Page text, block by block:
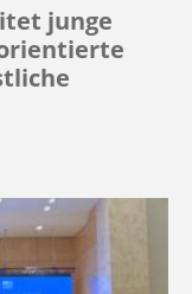
junge